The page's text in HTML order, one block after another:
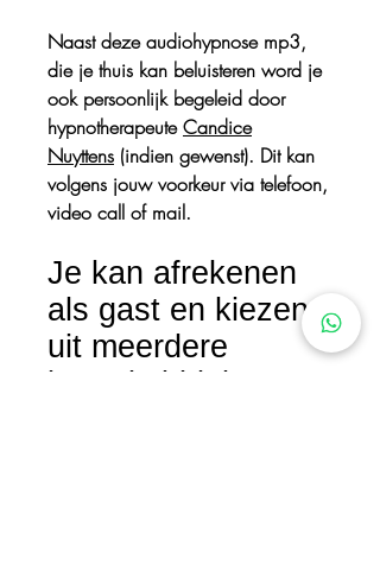
Naast deze audiohypnose mp3,
die je thuis kan beluisteren word je
ook persoonlijk begeleid door
hypnotherapeuteCandice
Nuyttens (indien gewenst). Dit kan
volgens jouw voorkeur via telefoon,
video call of mail.
Je kan afrekenen
als gast en kiezen
uit meerdere
betaalmiddelen